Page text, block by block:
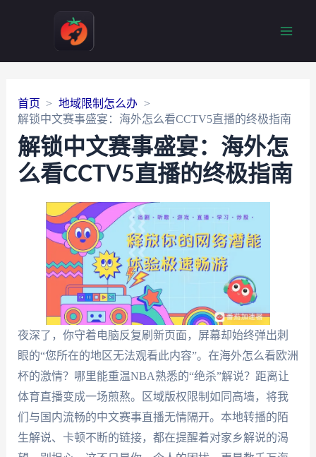
首页
地域限制怎么办
解锁中文赛事盛宴：海外怎么看CCTV5直播的终极指南
解锁中文赛事盛宴：海外怎
么看CCTV5直播的终极指南
夜深了，你守着电脑反复刷新页面，屏幕却始终弹出刺
眼的“您所在的地区无法观看此内容”。在海外怎么看欧洲
杯的激情？哪里能重温NBA熟悉的“绝杀”解说？距离让
体育直播变成一场煎熬。区域版权限制如同高墙，将我
们与国内流畅的中文赛事直播无情隔开。本地转播的陌
生解说、卡顿不断的链接，都在提醒着对家乡解说的渴